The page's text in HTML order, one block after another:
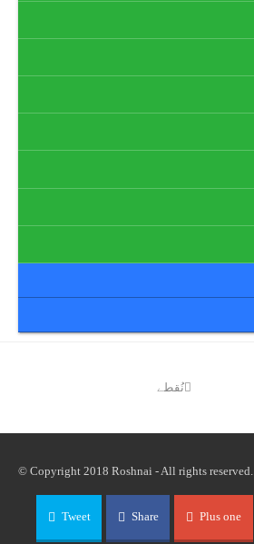
previous
نُقطے
© Copyright 2018 Roshnai - All rights reserved.
Tweet Share Plus one